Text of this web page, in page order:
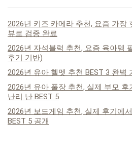
2026년 키즈 카메라 추천, 요즘 가장
뷰로 검증 완료
2026년 자석블럭 추천, 요즘 육아템
후기 기반)
2026년 유아 헬멧 추천 BEST 3 완벽
2026년 유아 풀장 추천, 실제 부모 후
난리 난 BEST 5
2026년 보드게임 추천, 실제 후기에
BEST 5 공개